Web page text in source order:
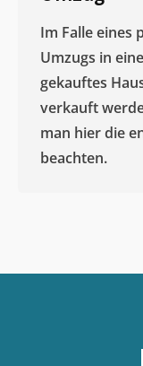
Im Falle eines
Umzugs in
gekauftes
verkauft
man hier die
beachten.